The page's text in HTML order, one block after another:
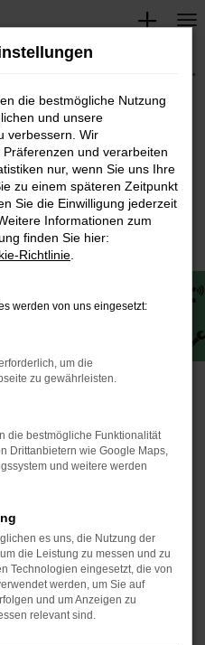
V60
Volvo V60 Neuwagen | Lieferservice
|
nach
erstklassig mobil in
Verstandsargumente und
Fahrzeug. Auf der einen
Motoren, die erstklassige
Sicherheits- und
immer wieder lobend
der Volvo V60
durch sein gefälliges
mit denen das
die bestmögliche Nutzung
und unsere
verbessern. Wir
und verarbeiten
nur, wenn Sie uns Ihre
zu einem späteren Zeitpunkt
Sie die Einwilligung jederzeit
Informationen zum
finden Sie hier:
Richtlinie
werden von uns eingesetzt:
um die
zu gewährleisten.
die bestmögliche Funktionalität
Drittanbietern wie Google Maps,
und weitere werden
es uns, die Nutzung der
die Leistung zu messen und zu
Technologien eingesetzt, die von
werden, um Sie auf
und um Anzeigen zu
relevant sind.